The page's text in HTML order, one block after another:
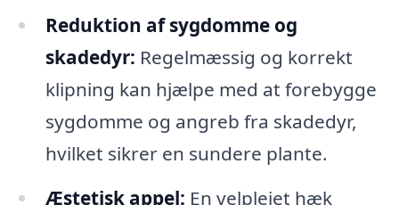
Reduktion af sygdomme og
skadedyr: Regelmæssig og korrekt
klipning kan hjælpe med at forebygge
sygdomme og angreb fra skadedyr,
hvilket sikrer en sundere plante.
Æstetisk appel: En velplejet hæk